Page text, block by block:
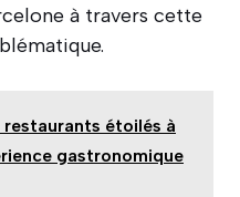
à travers cette
restaurants étoilés à
gastronomique